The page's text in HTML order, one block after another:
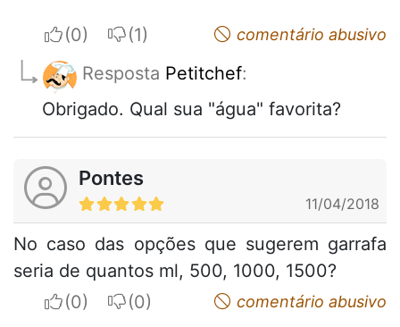
I apreciateI do not appreciatecomentário abusivo
Resposta Petitchef:
Obrigado. Qual sua "água" favorita?
Pontes
11/04/2018
No caso das opções que sugerem garrafa
seria de quantos ml, 500, 1000, 1500?
I apreciateI do not appreciatecomentário abusivo